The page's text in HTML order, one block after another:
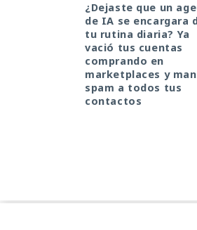
¿Dejaste que un
de IA se encargara
tu rutina diaria? Ya
vació tus cuentas
comprando en
marketplaces y
spam a todos tus
contactos